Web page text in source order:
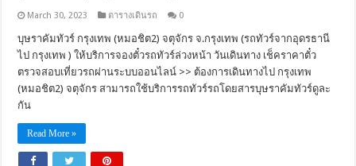
March 30, 2023 ตารางเดินรถ 0
บุษราคัมทัวร์ กรุงเทพ (หมอชิต2) จตุจักร จ.กรุงเทพ (รถทัวร์จากอุดรธานี
ไป กรุงเทพ ) ให้บริการจองตั๋วรถทัวร์ล่วงหน้า วันเดินทาง เช็คราคาตั๋ว
ตรวจสอบเที่ยวรถผ่านระบบออนไลน์ >> ต้องการเดินทางไป กรุงเทพ
(หมอชิต2) จตุจักร สามารถใช้บริการรถทัวร์รถโดยสารบุษราคัมทัวร์ดูละ
กัน
Read More »